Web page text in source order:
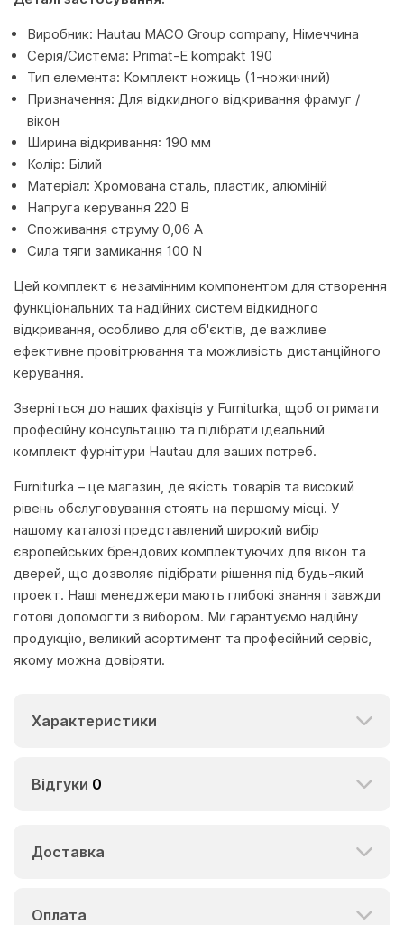
Виробник: Hautau MACO Group company, Німеччина
Серія/Система: Primat-E kompakt 190
Тип елемента: Комплект ножиць (1-ножичний)
Призначення: Для відкидного відкривання фрамуг /
вікон
Ширина відкривання: 190 мм
Колір: Білий
Матеріал: Хромована сталь, пластик, алюміній
Напруга керування 220 В
Споживання струму 0,06 А
Сила тяги замикання 100 N
Цей комплект є незамінним компонентом для створення
функціональних та надійних систем відкидного
відкривання, особливо для об'єктів, де важливе
ефективне провітрювання та можливість дистанційного
керування.
Зверніться до наших фахівців у Furniturka, щоб отримати
професійну консультацію та підібрати ідеальний
комплект фурнітури Hautau для ваших потреб.
Furniturka – це магазин, де якість товарів та високий
рівень обслуговування стоять на першому місці. У
нашому каталозі представлений широкий вибір
європейських брендових комплектуючих для вікон та
дверей, що дозволяє підібрати рішення під будь-який
проект. Наші менеджери мають глибокі знання і завжди
готові допомогти з вибором. Ми гарантуємо надійну
продукцію, великий асортимент та професійний сервіс,
якому можна довіряти.
Характеристики
Відгуки 0
Доставка
Оплата